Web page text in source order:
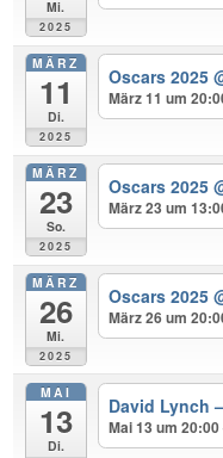
Mi.
2025
MÄRZ
11
Di.
2025
Oscars 2025
März 11 um
MÄRZ
23
So.
2025
Oscars 2025
März 23 um
MÄRZ
26
Mi.
2025
Oscars 2025
März 26 um
MAI
13
Di.
David Lynch
Mai 13 um